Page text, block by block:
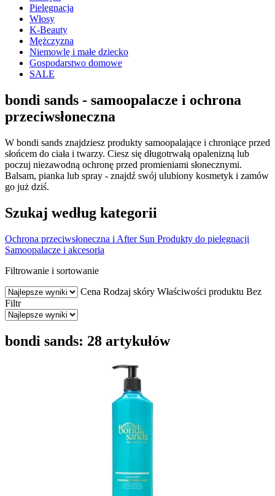
Pielęgnacja
Włosy
K-Beauty
Mężczyzna
Niemowlę i małe dziecko
Gospodarstwo domowe
SALE
bondi sands - samoopalacze i ochrona
przeciwsłoneczna
W bondi sands znajdziesz produkty samoopalające i chroniące przed
słońcem do ciała i twarzy. Ciesz się długotrwałą opalenizną lub
poczuj niezawodną ochronę przed promieniami słonecznymi.
Balsam, pianka lub spray - znajdź swój ulubiony kosmetyk i zamów
go już dziś.
Szukaj według kategorii
Ochrona przeciwsłoneczna i After Sun Produkty do pielęgnacji
Samoopalacze i akcesoria
Filtrowanie i sortowanie
Cena Rodzaj skóry Właściwości produktu Bez
Filtr
bondi sands: 28 artykułów